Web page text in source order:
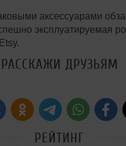
аксессуарами
эксплуатируемая
РАССКАЖИ ДРУЗЬЯМ
РЕЙТИНГ